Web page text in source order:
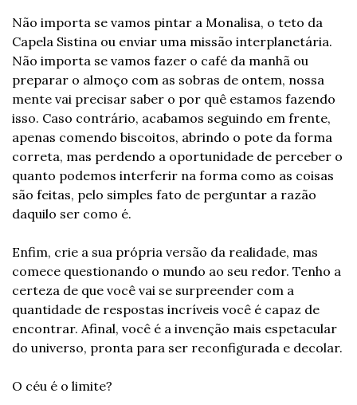
Não importa se vamos pintar a Monalisa, o teto da
Capela Sistina ou enviar uma missão interplanetária.
Não importa se vamos fazer o café da manhã ou
preparar o almoço com as sobras de ontem, nossa
mente vai precisar saber o por quê estamos fazendo
isso. Caso contrário, acabamos seguindo em frente,
apenas comendo biscoitos, abrindo o pote da forma
correta, mas perdendo a oportunidade de perceber o
quanto podemos interferir na forma como as coisas
são feitas, pelo simples fato de perguntar a razão
daquilo ser como é.
Enfim, crie a sua própria versão da realidade, mas
comece questionando o mundo ao seu redor. Tenho a
certeza de que você vai se surpreender com a
quantidade de respostas incríveis você é capaz de
encontrar. Afinal, você é a invenção mais espetacular
do universo, pronta para ser reconfigurada e decolar.
O céu é o limite?